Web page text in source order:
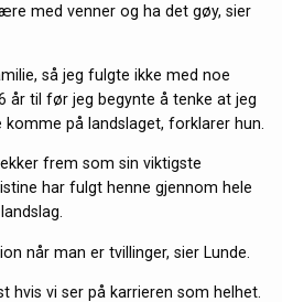
med venner og ha det gøy, sier
så jeg fulgte ikke med noe
år til før jeg begynte å tenke at jeg
på landslaget, forklarer hun.
frem som sin viktigste
har fulgt henne gjennom hele
når man er tvillinger, sier Lunde.
hvis vi ser på karrieren som helhet.